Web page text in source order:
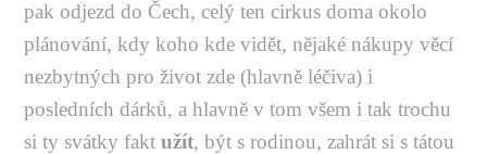
pak odjezd do Čech, celý ten cirkus doma okolo
plánování, kdy koho kde vidět, nějaké nákupy věcí
nezbytných pro život zde (hlavně léčiva) i
posledních dárků, a hlavně v tom všem i tak trochu
si ty svátky faktužít, být s rodinou, zahrát si s tátou